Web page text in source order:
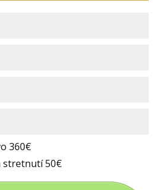
360€
stretnutí 50€